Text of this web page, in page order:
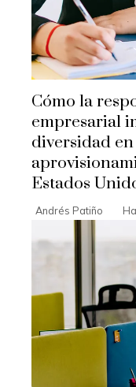
Cómo la
empresarial
diversidad
Estados
Andrés Patiño